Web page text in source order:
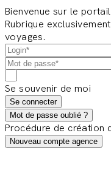
Bienvenue sur le
Rubrique
voyages.
Se souvenir de moi
Se connecter
Mot de passe oublié ?
Procédure de création
Nouveau compte agence